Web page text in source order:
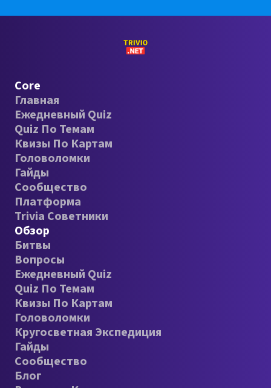
Core
Главная
Ежедневный Quiz
Quiz По Темам
Квизы По Картам
Головоломки
Гайды
Сообщество
Платформа
Trivia Советники
Обзор
Битвы
Вопросы
Ежедневный Quiz
Quiz По Темам
Квизы По Картам
Головоломки
Кругосветная Экспедиция
Гайды
Сообщество
Блог